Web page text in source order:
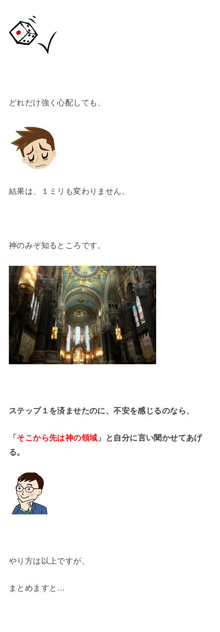
どれだけ強く心配しても、
結果は、１ミリも変わりません。
神のみぞ知るところです。
ステップ１を済ませたのに、不安を感じるのなら、
「そこから先は神の領域 」と 自分に言い聞かせてあげ
る。
やり方は以上ですが、
まとめますと…